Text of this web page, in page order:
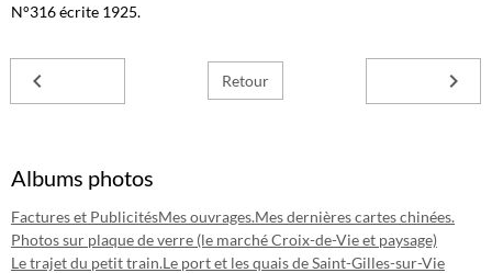
N°316 écrite 1925.
Retour
Albums photos
Factures et PublicitésMes ouvrages.Mes dernières cartes chinées.
Photos sur plaque de verre (le marché Croix-de-Vie et paysage)
Le trajet du petit train.Le port et les quais de Saint-Gilles-sur-Vie